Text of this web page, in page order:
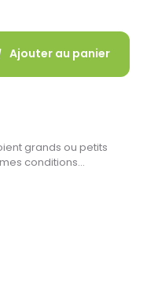
Ajouter au panier
grands ou petits
conditions…
gratifiant de vous
ligne et récupérez vos